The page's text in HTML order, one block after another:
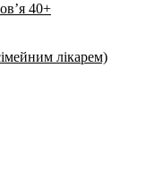
40+
лікарем)